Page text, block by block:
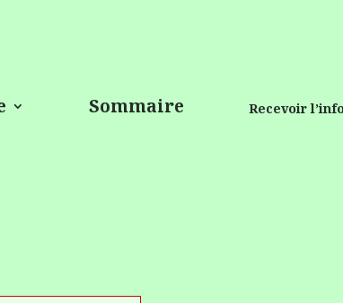
Sommaire Recevoir